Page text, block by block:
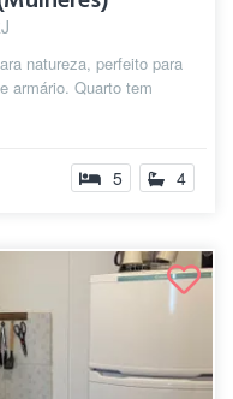
natureza, perfeito para
armário. Quarto tem
5 4